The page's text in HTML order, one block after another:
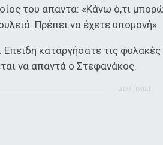
του απαντά: «Κάνω ό,τι
Πρέπει να έχετε υπομονή».
Επειδή καταργήσατε τις
να απαντά ο Στεφανάκος.
ΔΙΑΦΗΜΙΣΗ